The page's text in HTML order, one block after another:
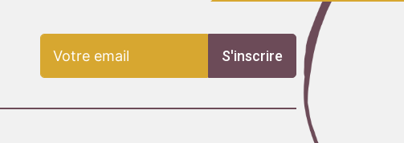
S'inscrire